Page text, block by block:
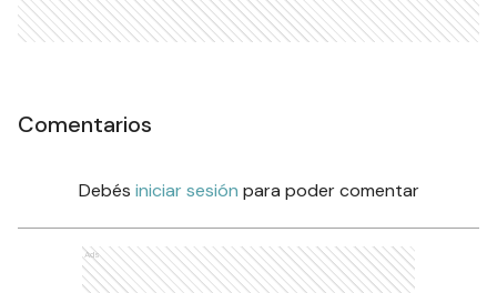
Comentarios
Debés iniciar sesión para poder comentar
Ads